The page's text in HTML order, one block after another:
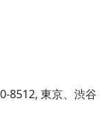
8512, 東京、渋谷